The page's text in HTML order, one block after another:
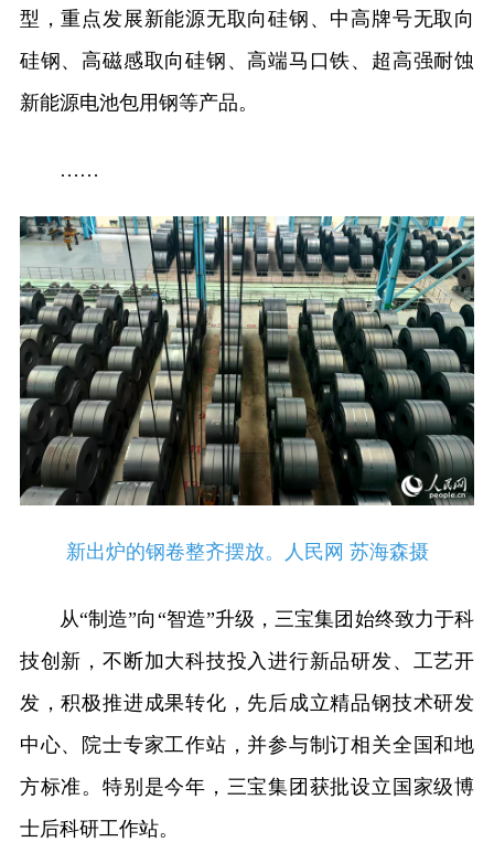
型，重点发展新能源无取向硅钢、中高牌号无取向
硅钢、高磁感取向硅钢、高端马口铁、超高强耐蚀
新能源电池包用钢等产品。
……
新出炉的钢卷整齐摆放。人民网 苏海森摄
从“制造”向“智造”升级，三宝集团始终致力于科
技创新，不断加大科技投入进行新品研发、工艺开
发，积极推进成果转化，先后成立精品钢技术研发
中心、院士专家工作站，并参与制订相关全国和地
方标准。特别是今年，三宝集团获批设立国家级博
士后科研工作站。